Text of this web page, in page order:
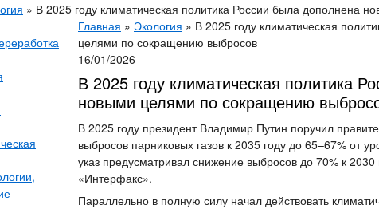
» В 2025 году климатическая политика России была дополнена
Главная » Экология » В 2025 году климатическая
целями по сокращению выбросов
16/01/2026
В 2025 году климатическая политика
новыми целями по сокращению
В 2025 году президент Владимир Путин поручил
выбросов парниковых газов к 2035 году до 65–67% от
указ предусматривал снижение выбросов до 70% к
«Интерфакс».
Параллельно в полную силу начал действовать